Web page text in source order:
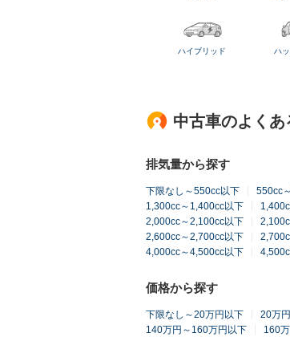
ハイブリッド ハ
中古車のよく
排気量から探す
下限なし～550cc以下 550cc
1,300cc～1,400cc以下
2,000cc～2,100cc以下
2,600cc～2,700cc以下
4,000cc～4,500cc以下
価格から探す
下限なし～20万円以下 20万
140万円～160万円以下
160